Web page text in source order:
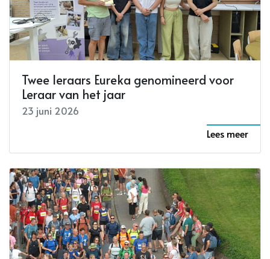
Twee leraars Eureka genomineerd voor
Leraar van het jaar
23 juni 2026
Lees meer